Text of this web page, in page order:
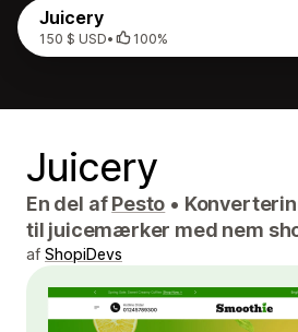
Juicery
150 $ USD• 100%
Juicery
En del afPesto •
til juicemærker med nem
af ShopiDevs